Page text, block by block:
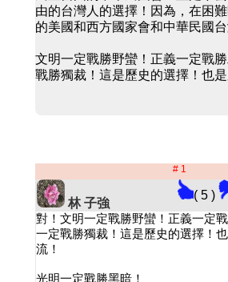
由的台灣人的選擇！因為，在困
的美國和西方國家會和中華民國台
文明一定戰勝野蠻！正義一定戰
戰勝獨裁！這是歷史的選擇！也是
# 1
( 5 )
林 子強